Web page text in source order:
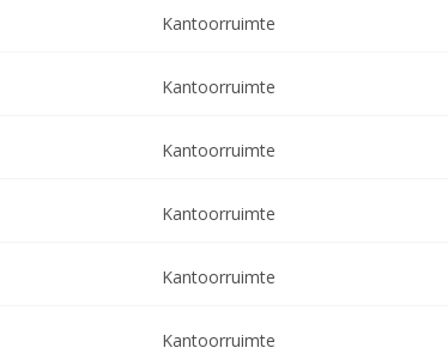
Kantoorruimte
Kantoorruimte
Kantoorruimte
Kantoorruimte
Kantoorruimte
Kantoorruimte